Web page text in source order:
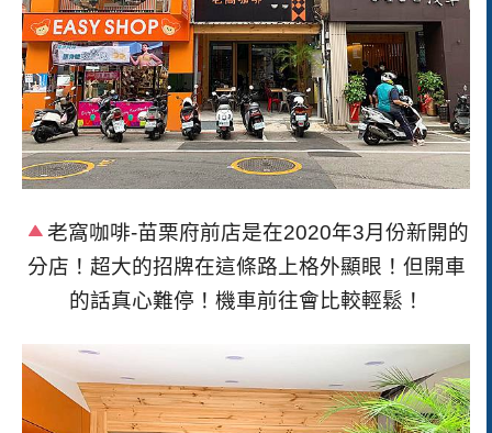
老窩咖啡-苗栗府前店是在2020年3月份新開的
分店！超大的招牌在這條路上格外顯眼！但開車
的話真心難停！機車前往會比較輕鬆！